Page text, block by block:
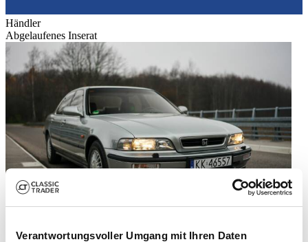
Verantwortungsvoller Umgang mit Ihren Daten
Händler
Abgelaufenes Inserat